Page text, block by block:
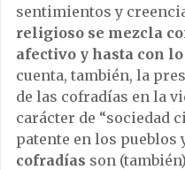
sentimientos y
religioso se mezcla
afectivo y hasta con
cuenta, también, la
de las cofradías en la
carácter de “sociedad
patente en los pueblos
cofradías son